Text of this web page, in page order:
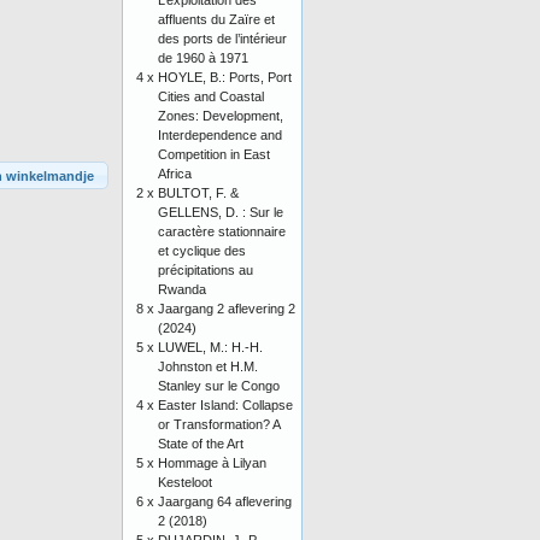
winkelmandje
affluents du Zaïre et
des ports de l’intérieur
de 1960 à 1971
4 x HOYLE, B.: Ports, Port
Cities and Coastal
Zones: Development,
Interdependence and
Competition in East
Africa
2 x BULTOT, F. &
GELLENS, D. : Sur le
caractère stationnaire
et cyclique des
précipitations au
Rwanda
8 x Jaargang 2 aflevering 2
(2024)
5 x LUWEL, M.: H.-H.
Johnston et H.M.
Stanley sur le Congo
4 x Easter Island: Collapse
or Transformation? A
State of the Art
5 x Hommage à Lilyan
Kesteloot
6 x Jaargang 64 aflevering
2 (2018)